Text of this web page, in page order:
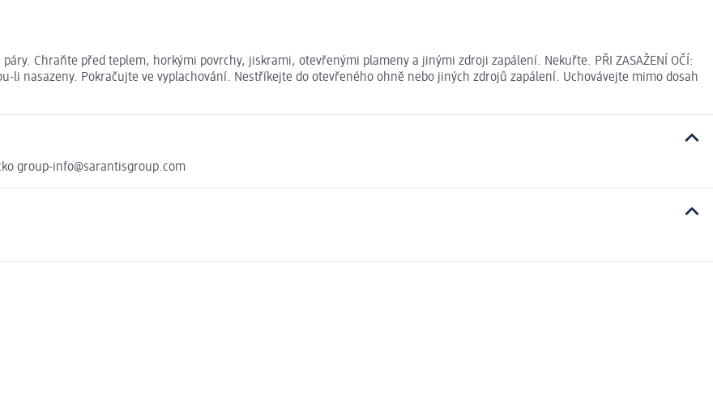
Chraňte před teplem, horkými povrchy, jiskrami, otevřenými plameny a jinými zdroji zapálení. Nekuřte. PŘI ZASAŽENÍ OČÍ:
li nasazeny. Pokračujte ve vyplachování. Nestříkejte do otevřeného ohně nebo jiných zdrojů zapálení. Uchovávejte mimo dosah
group-info@sarantisgroup.com